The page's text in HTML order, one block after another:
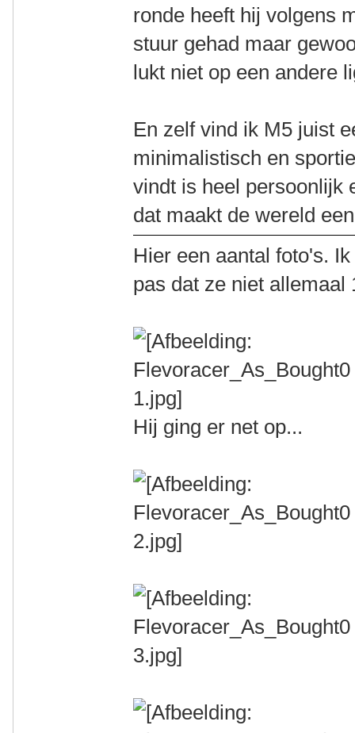
ronde heeft hij volgens
stuur gehad maar
lukt niet op een andere
En zelf vind ik M5 juist
minimalistisch en
vindt is heel persoonlijk
dat maakt de wereld
Hier een aantal foto's.
pas dat ze niet allemaal
Hij ging er net op...